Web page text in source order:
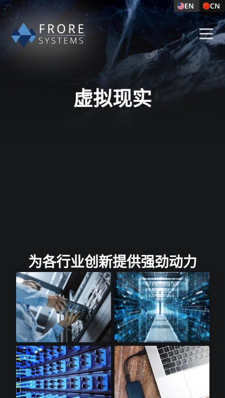
EN CN
虚拟现实​
为各行业创新提供强劲动力
云存储​ 云计算​